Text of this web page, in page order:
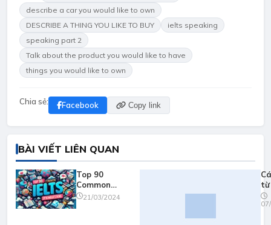
describe a car you would like to own
DESCRIBE A THING YOU LIKE TO BUY
ielts speaking
speaking part 2
Talk about the product you would like to have
things you would like to own
Chia sẻ: Facebook Copy link
BÀI VIẾT LIÊN QUAN
Top 90
Common
Questions in
21/03/2024
từ